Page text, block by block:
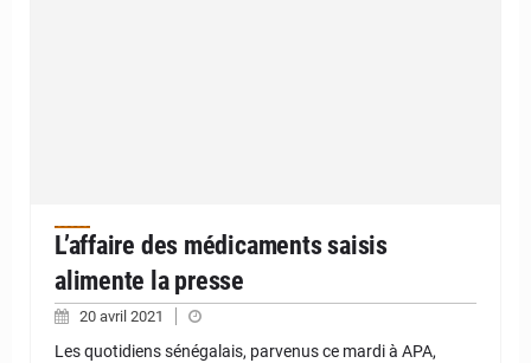
L’affaire des médicaments saisis
alimente la presse
20 avril 2021
Les quotidiens sénégalais, parvenus ce mardi à APA,